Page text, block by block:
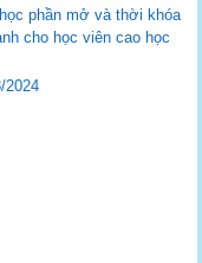
phần mở và thời khóa
cho học viên cao học
2024